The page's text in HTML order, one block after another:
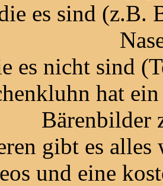
es sind (z.B.
es nicht sind
hat
Bärenbilder
gibt es
und eine